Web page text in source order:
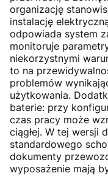
organizację
instalację
odpowiada system
monitoruje
niekorzystnymi
to na
problemów
użytkowania.
baterie: przy
czas pracy może
ciągłej. W tej wersji
standardowego
dokumenty
wyposażenie mają